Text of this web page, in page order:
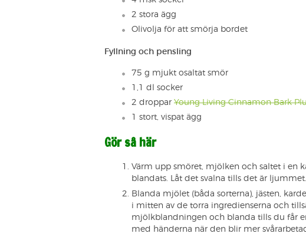
2 stora ägg
Olivolja för att smörja bordet
Fyllning och pensling
75 g mjukt osaltat smör
1,1 dl socker
2 droppar Young Living Cinnamon Bark
1 stort, vispat ägg
Gör så här
Värm upp smöret, mjölken och saltet i en
blandats. Låt det svalna tills det är ljummet.
Blanda mjölet (båda sorterna), jästen,
i mitten av de torra ingredienserna och
mjölkblandningen och blanda tills du får
med händerna när den blir mer